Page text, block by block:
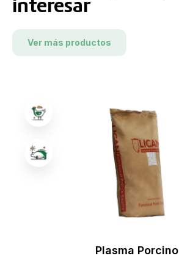
interesar
Ver más productos
Plasma Porcino